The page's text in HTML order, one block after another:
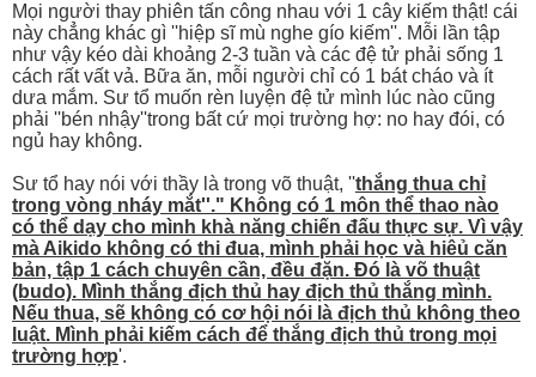
Mọi người thay phiên tấn công nhau với 1 cây kiếm thật! cái
này chẳng khác gì ''hiệp sĩ mù nghe gío kiếm''. Mỗi lần tập
như vậy kéo dài khoảng 2-3 tuần và các đệ tử phải sống 1
cách rất vất vả. Bữa ăn, mỗi người chỉ có 1 bát cháo và ít
dưa mắm. Sư tổ muốn rèn luyện đệ tử mình lúc nào cũng
phải ''bén nhậy''trong bất cứ mọi trường hợ: no hay đói, có
ngủ hay không.
Sư tổ hay nói với thầy là trong võ thuật, ''thắng thua chỉ
trong vòng nháy mắt''." Không có 1 môn thể thao nào
có thể dạy cho mình khà năng chiến đấu thực sự. Vì vậy
mà Aikido không có thi đua, mình phải học và hiêủ căn
bản, tập 1 cách chuyên cần, đều đặn. Đó là võ thuật
(budo). Mình thắng địch thủ hay địch thủ thắng mình.
Nếu thua, sẽ không có cơ hội nói là địch thủ không theo
luật. Mình phải kiếm cách để thắng địch thủ trong mọi
trường hợp'.